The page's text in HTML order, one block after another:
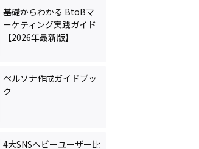
基礎からわかる BtoBマ
ーケティング実践ガイド
【2026年最新版】
ペルソナ作成ガイドブッ
ク
4大SNSヘビーユーザー比